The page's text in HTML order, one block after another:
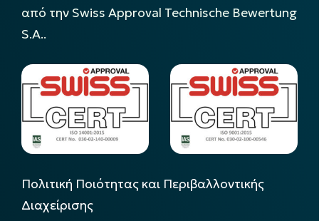
από την Swiss Approval Technische Bewertung
S.A..
Πολιτική Ποιότητας και Περιβαλλοντικής
Διαχείρισης